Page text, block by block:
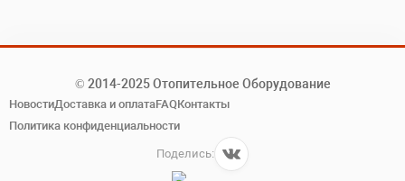
© 2014-2025 Отопительное Оборудование
НовостиДоставка и оплатаFAQКонтакты
Политика конфиденциальности
Поделись: